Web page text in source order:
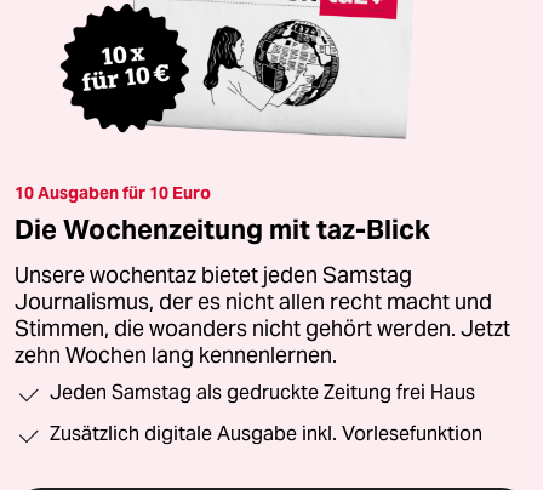
10 Ausgaben für 10 Euro
Die Wochenzeitung mit taz-Blick
Unsere wochentaz bietet jeden Samstag
Journalismus, der es nicht allen recht macht und
Stimmen, die woanders nicht gehört werden. Jetzt
zehn Wochen lang kennenlernen.
Jeden Samstag als gedruckte Zeitung frei Haus
Zusätzlich digitale Ausgabe inkl. Vorlesefunktion